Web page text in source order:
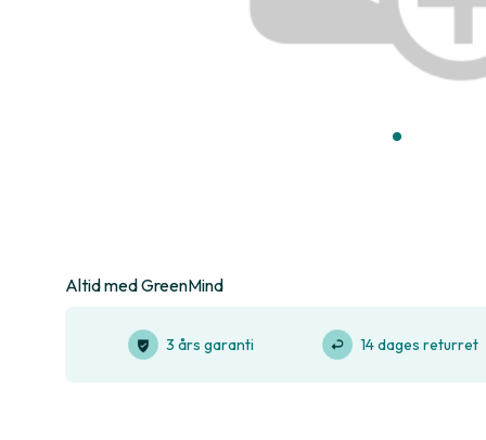
Altid med GreenMind
3 års garanti 14 dages returret